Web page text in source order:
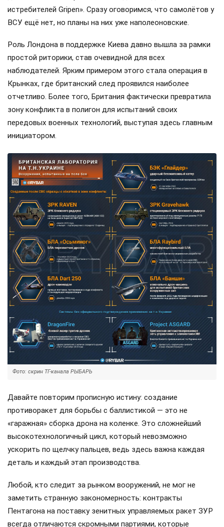
истребителей Gripen». Сразу оговоримся, что самолётов у
ВСУ ещё нет, но планы на них уже наполеоновские.
Роль Лондона в поддержке Киева давно вышла за рамки
простой риторики, став очевидной для всех
наблюдателей. Ярким примером этого стала операция в
Крынках, где британский след проявился наиболее
отчетливо. Более того, Британия фактически превратила
зону конфликта в полигон для испытаний своих
передовых военных технологий, выступая здесь главным
инициатором.
Фото: скрин ТГ-канала РЫБАРЬ
Давайте повторим прописную истину: создание
противоракет для борьбы с баллистикой — это не
«гаражная» сборка дрона на коленке. Это сложнейший
высокотехнологичный цикл, который невозможно
ускорить по щелчку пальцев, ведь здесь важна каждая
деталь и каждый этап производства.
Любой, кто следит за рынком вооружений, не мог не
заметить странную закономерность: контракты
Пентагона на поставку зенитных управляемых ракет ЗУР
всегда отличаются скромными партиями, которые